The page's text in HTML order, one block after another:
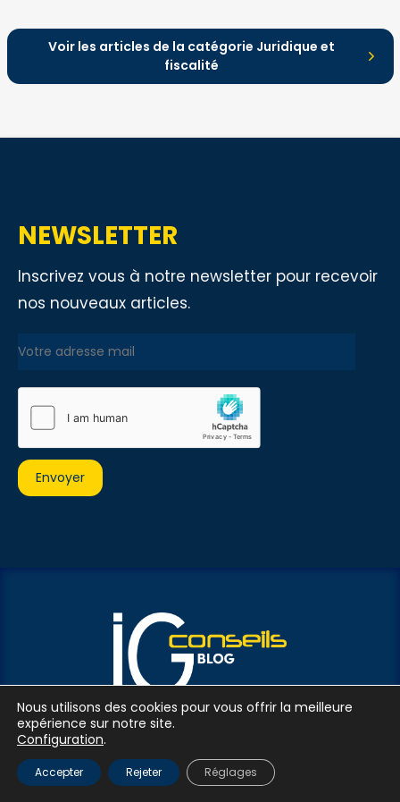
du 1er janvier 2027.
Voir les articles de la catégorie Juridique et
fiscalité
NEWSLETTER
Inscrivez vous à notre newsletter pour recevoir
nos nouveaux articles.
BLOG COMPTABILITÉ GESTION D'ENTREPRISE
Nous utilisons des cookies pour vous offrir la meilleure
expérience sur notre site.
Configuration.
Accepter Rejeter Réglages